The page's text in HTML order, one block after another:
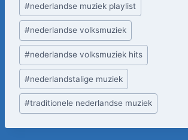
#nederlandse muziek playlist
#nederlandse volksmuziek
#nederlandse volksmuziek hits
#nederlandstalige muziek
#traditionele nederlandse muziek